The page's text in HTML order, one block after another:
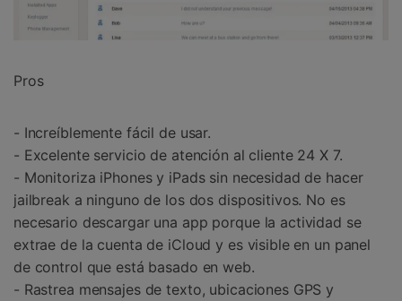
Pros
- Increíblemente fácil de usar.
- Excelente servicio de atención al cliente 24 X 7.
- Monitoriza iPhones y iPads sin necesidad de hacer
jailbreak a ninguno de los dos dispositivos. No es
necesario descargar una app porque la actividad se
extrae de la cuenta de iCloud y es visible en un panel
de control que está basado en web.
- Rastrea mensajes de texto, ubicaciones GPS y